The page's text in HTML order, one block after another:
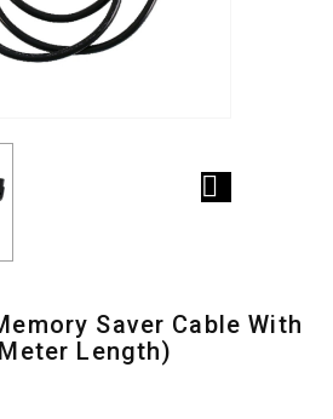

Saver Cable With
Length)